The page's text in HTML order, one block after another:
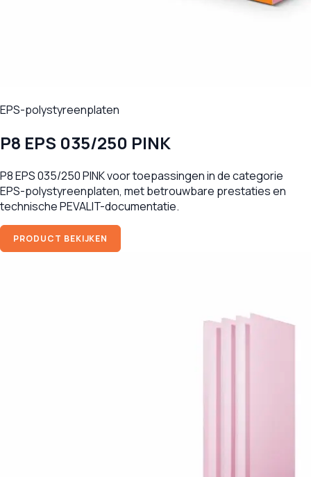
EPS-polystyreenplaten
P8 EPS 035/250 PINK
P8 EPS 035/250 PINK voor toepassingen in de categorie
EPS-polystyreenplaten, met betrouwbare prestaties en
technische PEVALIT-documentatie.
PRODUCT BEKIJKEN